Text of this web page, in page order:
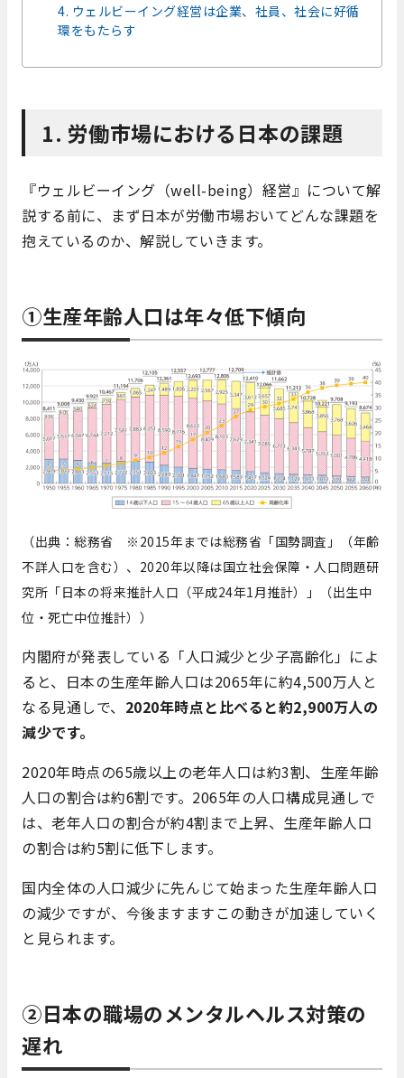
4. ウェルビーイング経営は企業、社員、社会に好循
環をもたらす
1. 労働市場における日本の課題
『ウェルビーイング（well-being）経営』について解
説する前に、まず日本が労働市場おいてどんな課題を
抱えているのか、解説していきます。
①生産年齢人口は年々低下傾向
（出典：総務省 ※2015年までは総務省「国勢調査」（年齢
不詳人口を含む）、2020年以降は国立社会保障・人口問題研
究所「日本の将来推計人口（平成24年1月推計）」（出生中
位・死亡中位推計））
内閣府が発表している「人口減少と少子高齢化」によ
ると、日本の生産年齢人口は2065年に約4,500万人と
なる見通しで、 2020年時点と比べると約2,900万人の
減少です。
2020年時点の65歳以上の老年人口は約3割、生産年齢
人口の割合は約6割です。2065年の人口構成見通しで
は、老年人口の割合が約4割まで上昇、生産年齢人口
の割合は約5割に低下します。
国内全体の人口減少に先んじて始まった生産年齢人口
の減少ですが、今後ますますこの動きが加速していく
と見られます。
②日本の職場のメンタルヘルス対策の
遅れ